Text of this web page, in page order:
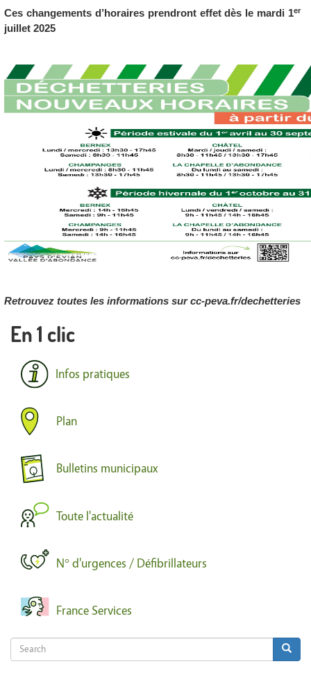
Ces changements d’horaires prendront effet dès le mardi 1er
juillet 2025
Retrouvez toutes les informations sur cc-peva.fr/dechetteries
En 1 clic
Infos pratiques
Plan
Bulletins municipaux
Toute l'actualité
N° d'urgences / Défibrillateurs
France Services
Search
Search Search